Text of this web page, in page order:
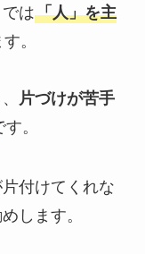
は「人」を主
。
片づけが苦手
す。
付けてくれな
します。